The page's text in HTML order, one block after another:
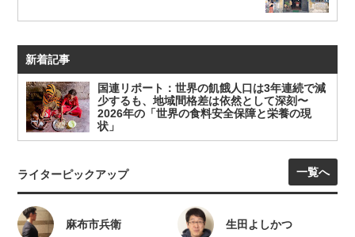
新着記事
国連リポート：世界の飢餓人口は3年連続で減
少するも、地域間格差は依然として深刻〜
2026年の「世界の食料安全保障と栄養の現
状」
ライターピックアップ 一覧へ
麻布市兵衛 生田よしかつ